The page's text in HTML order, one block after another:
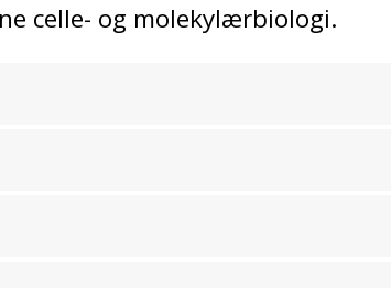
celle- og molekylærbiologi.